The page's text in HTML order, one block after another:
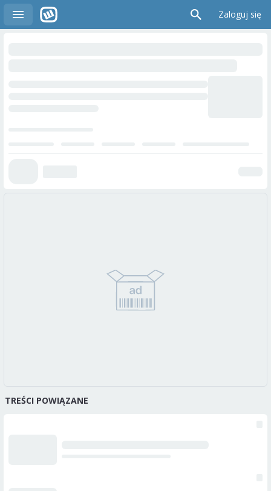
Zaloguj się
TREŚCI POWIĄZANE